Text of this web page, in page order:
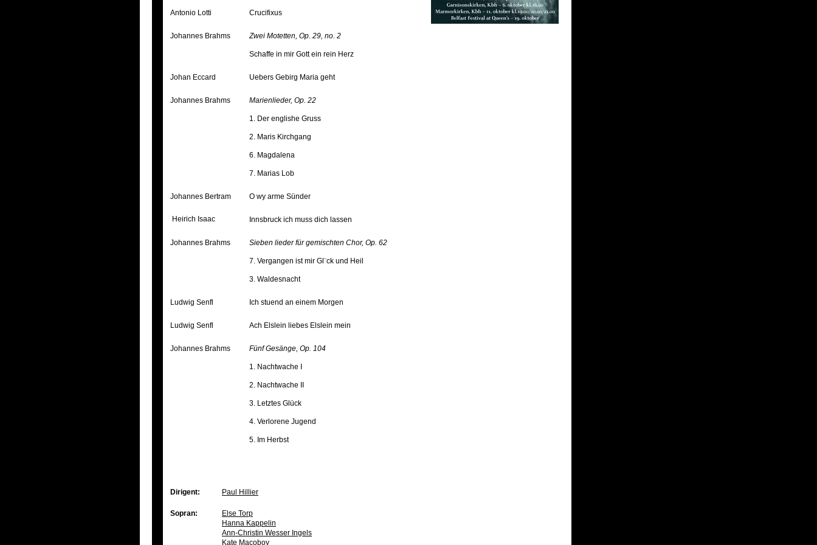
Antonio Lotti
Crucifixus
Johannes Brahms Zwei Motetten, Op. 29, no. 2
Schaffe in mir Gott ein rein Herz
Johan Eccard Uebers Gebirg Maria geht
Johannes Brahms Marienlieder, Op. 22
1. Der englishe Gruss
2. Maris Kirchgang
6. Magdalena
7. Marias Lob
Johannes Bertram O wy arme Sünder
Heirich Isaac Innsbruck ich muss dich lassen
Johannes Brahms Sieben lieder für gemischten Chor, Op. 62
7. Vergangen ist mir Gl¨ck und Heil
3. Waldesnacht
Ludwig Senfl Ich stuend an einem Morgen
Ludwig Senfl Ach Elslein liebes Elslein mein
Johannes Brahms Fünf Gesänge, Op. 104
1. Nachtwache I
2. Nachtwache II
3. Letztes Glück
4. Verlorene Jugend
5. Im Herbst
Dirigent: Paul Hillier
Sopran:
Else Torp
Hanna Kappelin
Ann-Christin Wesser Ingels
Kate Macoboy